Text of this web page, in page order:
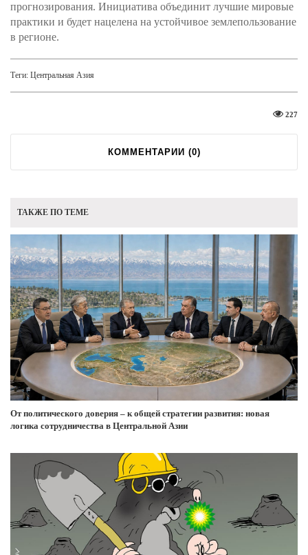
прогнозирования. Инициатива объединит лучшие мировые
практики и будет нацелена на устойчивое землепользование
в регионе.
Теги: Центральная Азия
227
КОММЕНТАРИИ (0)
ТАКЖЕ ПО ТЕМЕ
От политического доверия – к общей стратегии развития: новая
логика сотрудничества в Центральной Азии